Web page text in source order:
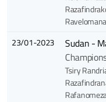
23/01-2023 Sudan -
Tsiry